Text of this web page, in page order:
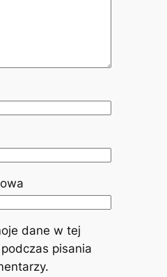
dane w tej
pisania